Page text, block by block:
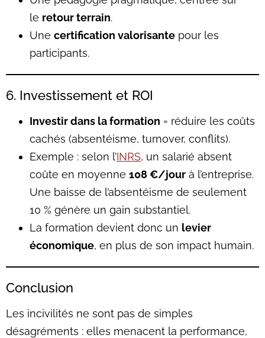
le retour terrain.
Une certification valorisante pour les
participants.
6. Investissement et ROI
Investir dans la formation = réduire les coûts
cachés (absentéisme, turnover, conflits).
Exemple : selon l’INRS, un salarié absent
coûte en moyenne 108 €/jour à l’entreprise.
Une baisse de l’absentéisme de seulement
10 % génère un gain substantiel.
La formation devient donc un levier
économique, en plus de son impact humain.
Conclusion
Les incivilités ne sont pas de simples
désagréments : elles menacent la performance,